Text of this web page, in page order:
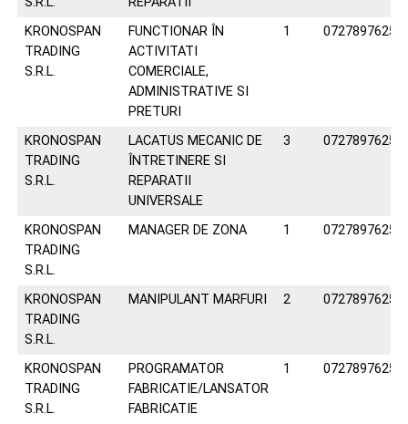
KRONOSPAN
TRADING
S.R.L.
FUNCTIONAR ÎN
ACTIVITATI
COMERCIALE,
ADMINISTRATIVE SI
PRETURI
1 0727897625
KRONOSPAN
TRADING
S.R.L.
LACATUS MECANIC DE
ÎNTRETINERE SI
REPARATII
UNIVERSALE
3 0727897625
KRONOSPAN
TRADING
S.R.L.
MANAGER DE ZONA 1 0727897625
KRONOSPAN
TRADING
S.R.L.
MANIPULANT MARFURI 2 0727897625
KRONOSPAN
TRADING
S.R.L.
PROGRAMATOR
FABRICATIE/LANSATOR
FABRICATIE
1 0727897625